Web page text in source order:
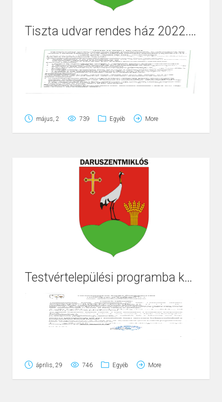
Tiszta udvar rendes ház 2022. cím elnyerésére
május, 2 739 Egyéb More
Testvértelepülési programba kapcsolódás
április, 29 746 Egyéb More